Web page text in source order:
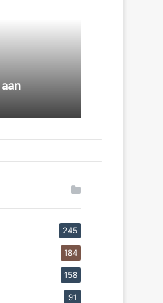
245
184
158
91